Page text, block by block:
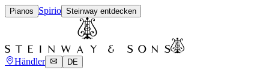
Pianos Spirio Steinway entdecken
Händler DE